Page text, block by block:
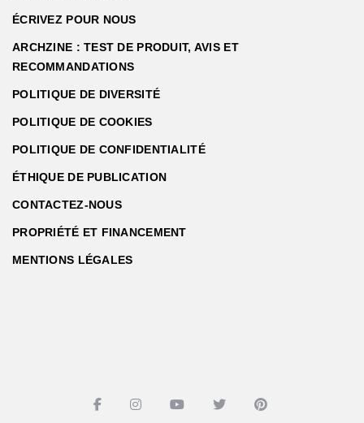
ÉCRIVEZ POUR NOUS
ARCHZINE : TEST DE PRODUIT, AVIS ET
RECOMMANDATIONS
POLITIQUE DE DIVERSITÉ
POLITIQUE DE COOKIES
POLITIQUE DE CONFIDENTIALITÉ
ÉTHIQUE DE PUBLICATION
CONTACTEZ-NOUS
PROPRIÉTÉ ET FINANCEMENT
MENTIONS LÉGALES